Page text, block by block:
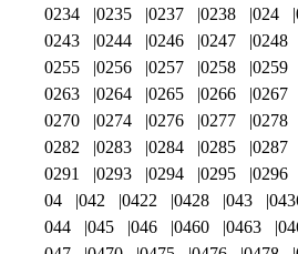
0234
0235 0237 0238 024
0243
0244 0246 0247 0248
0255
0256 0257 0258 0259
0263
0264 0265 0266 0267
0270
0274 0276 0277 0278
0282
0283 0284 0285 0287
0291
0293 0294 0295 0296
04
042 0422 0428 043
044
045 046 0460 0463